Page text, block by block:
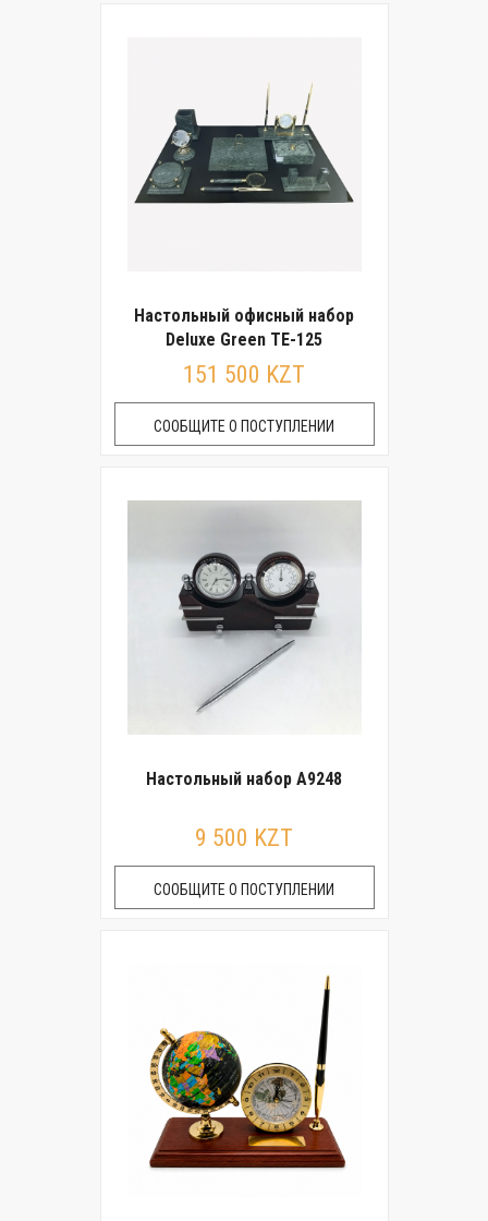
Настольный офисный набор
Deluxe Green TE-125
151 500 KZT
СООБЩИТЕ О ПОСТУПЛЕНИИ
Настольный набор A9248
9 500 KZT
СООБЩИТЕ О ПОСТУПЛЕНИИ